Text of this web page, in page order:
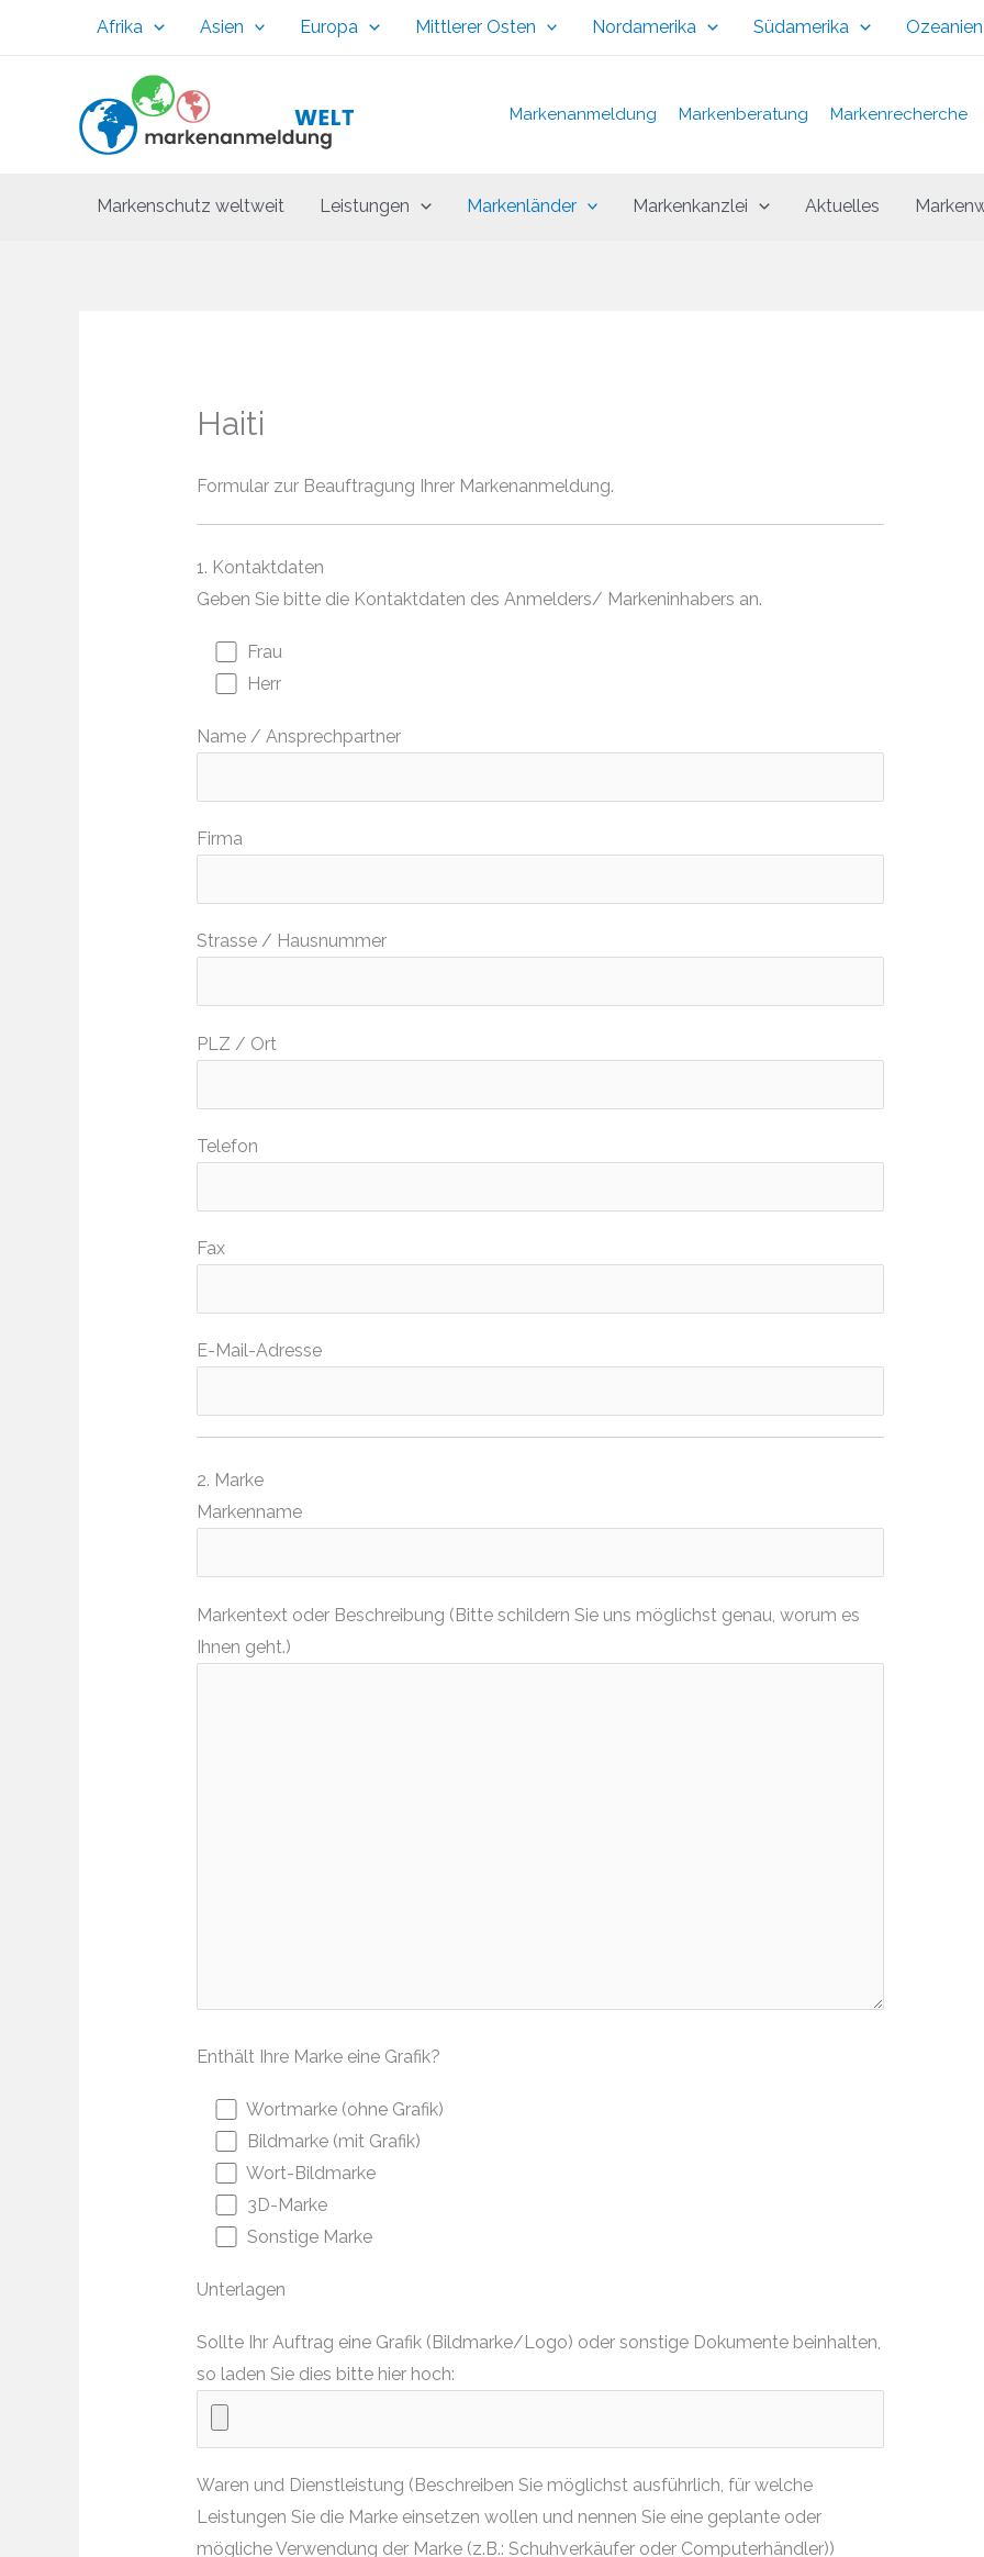
Afrika Asien Europa Mittlerer Osten Nordamerika Südamerika Ozeanien
Markenanmeldung Markenberatung Markenrecherche
Markenschutz weltweit Leistungen Markenländer Markenkanzlei Aktuelles
Haiti
Formular zur Beauftragung Ihrer Markenanmeldung.
1. Kontaktdaten
Geben Sie bitte die Kontaktdaten des Anmelders/ Markeninhabers an.
Frau
Herr
Name / Ansprechpartner
Firma
Strasse / Hausnummer
PLZ / Ort
Telefon
Fax
E-Mail-Adresse
2. Marke
Markenname
Markentext oder Beschreibung (Bitte schildern Sie uns möglichst genau, worum es
Ihnen geht.)
Enthält Ihre Marke eine Grafik?
Wortmarke (ohne Grafik)
Bildmarke (mit Grafik)
Wort-Bildmarke
3D-Marke
Sonstige Marke
Unterlagen
Sollte Ihr Auftrag eine Grafik (Bildmarke/Logo) oder sonstige Dokumente beinhalten,
so laden Sie dies bitte hier hoch:
Waren und Dienstleistung (Beschreiben Sie möglichst ausführlich, für welche
Leistungen Sie die Marke einsetzen wollen und nennen Sie eine geplante oder
mögliche Verwendung der Marke (z.B.: Schuhverkäufer oder Computerhändler))